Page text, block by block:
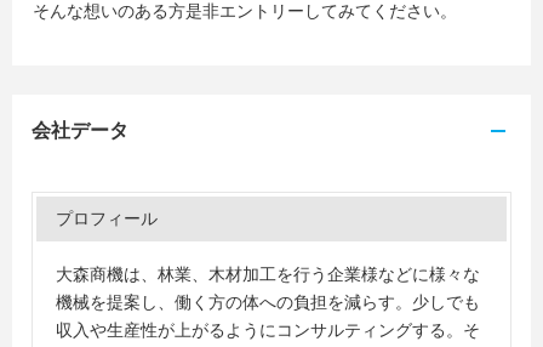
そんな想いのある方是非エントリーしてみてください。
会社データ
プロフィール
大森商機は、林業、木材加工を行う企業様などに様々な
機械を提案し、働く方の体への負担を減らす。少しでも
収入や生産性が上がるようにコンサルティングする。そ